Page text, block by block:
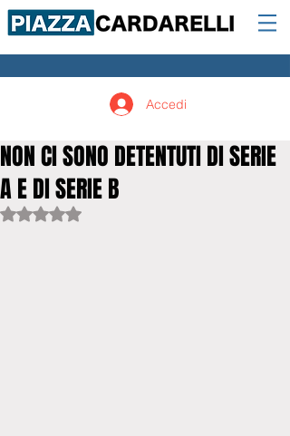
Accedi
NON CI SONO DETENTUTI DI SERIE
A E DI SERIE B
Valutazione NaN stelle su 5.